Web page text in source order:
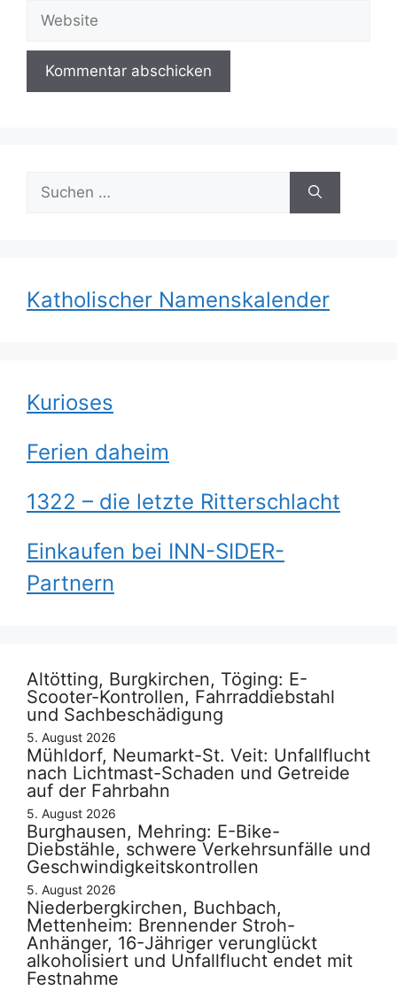
nach:
Katholischer Namenskalender
Kurioses
Ferien daheim
1322 – die letzte Ritterschlacht
Einkaufen bei INN-SIDER-
Partnern
Altötting, Burgkirchen, Töging: E-
Scooter-Kontrollen, Fahrraddiebstahl
und Sachbeschädigung
5. August 2026
Mühldorf, Neumarkt-St. Veit: Unfallflucht
nach Lichtmast-Schaden und Getreide
auf der Fahrbahn
5. August 2026
Burghausen, Mehring: E-Bike-
Diebstähle, schwere Verkehrsunfälle und
Geschwindigkeitskontrollen
5. August 2026
Niederbergkirchen, Buchbach,
Mettenheim: Brennender Stroh-
Anhänger, 16-Jähriger verunglückt
alkoholisiert und Unfallflucht endet mit
Festnahme